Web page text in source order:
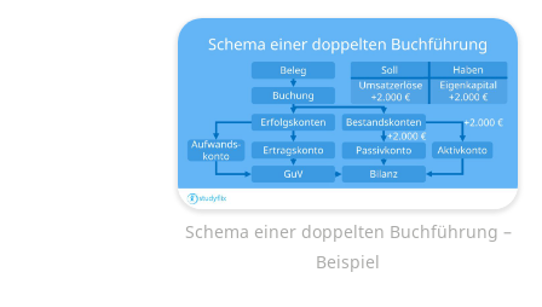
Schema einer doppelten Buchführung –
Beispiel